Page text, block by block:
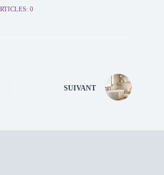
0
SUIVANT